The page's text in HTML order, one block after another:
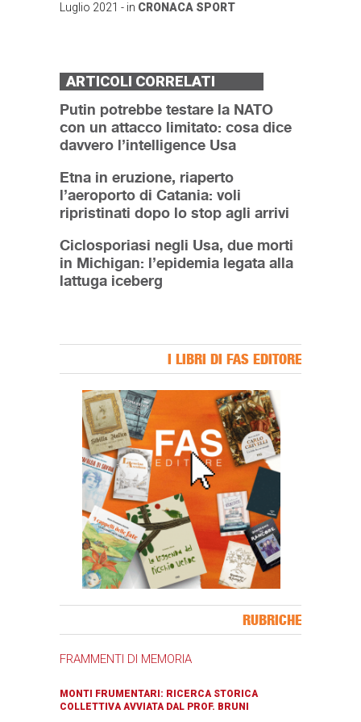
Luglio 2021 - in CRONACA SPORT
ARTICOLI CORRELATI
Putin potrebbe testare la NATO
con un attacco limitato: cosa dice
davvero l’intelligence Usa
Etna in eruzione, riaperto
l’aeroporto di Catania: voli
ripristinati dopo lo stop agli arrivi
Ciclosporiasi negli Usa, due morti
in Michigan: l’epidemia legata alla
lattuga iceberg
I LIBRI DI FAS EDITORE
RUBRICHE
FRAMMENTI DI MEMORIA
MONTI FRUMENTARI: RICERCA STORICA
COLLETTIVA AVVIATA DAL PROF. BRUNI